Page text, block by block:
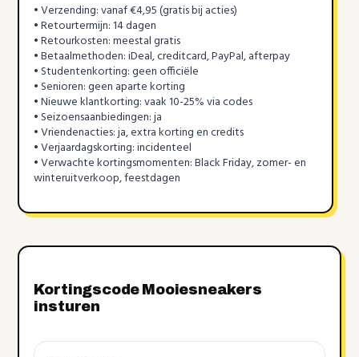
• Verzending: vanaf €4,95 (gratis bij acties)
• Retourtermijn: 14 dagen
• Retourkosten: meestal gratis
• Betaalmethoden: iDeal, creditcard, PayPal, afterpay
• Studentenkorting: geen officiële
• Senioren: geen aparte korting
• Nieuwe klantkorting: vaak 10-25% via codes
• Seizoensaanbiedingen: ja
• Vriendenacties: ja, extra korting en credits
• Verjaardagskorting: incidenteel
• Verwachte kortingsmomenten: Black Friday, zomer- en
winteruitverkoop, feestdagen
Kortingscode Mooiesneakers
insturen
Kortingscode